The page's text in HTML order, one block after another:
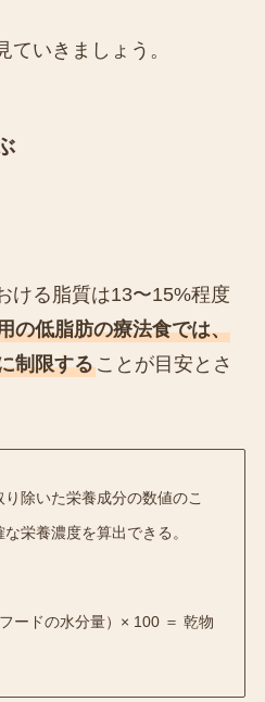
いきましょう。
ける脂質は13〜15%程度
の低脂肪の療法食では、
制限することが目安とさ
除いた栄養成分の数値のこ
栄養濃度を算出できる。
ードの水分量）× 100 ＝ 乾物